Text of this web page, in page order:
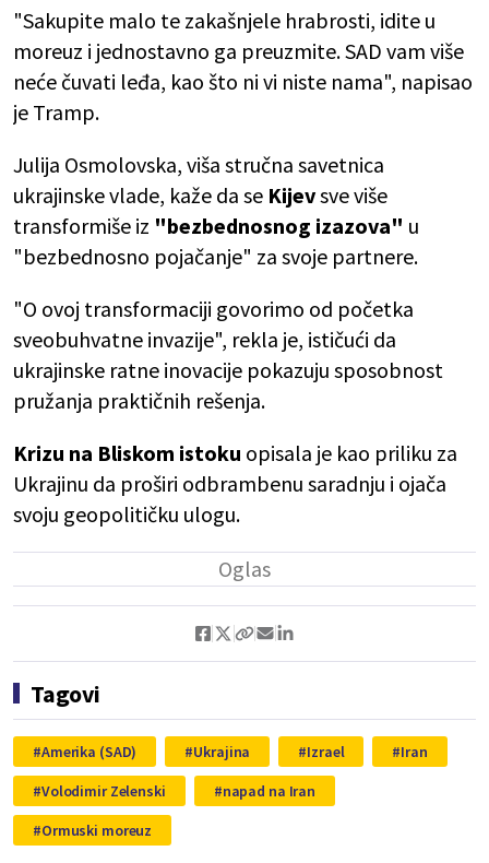
"Sakupite malo te zakašnjele hrabrosti, idite u
moreuz i jednostavno ga preuzmite. SAD vam više
neće čuvati leđa, kao što ni vi niste nama", napisao
je Tramp.
Julija Osmolovska, viša stručna savetnica
ukrajinske vlade, kaže da se Kijevsve više
transformiše iz "bezbednosnog izazova" u
"bezbednosno pojačanje" za svoje partnere.
"O ovoj transformaciji govorimo od početka
sveobuhvatne invazije", rekla je, ističući da
ukrajinske ratne inovacije pokazuju sposobnost
pružanja praktičnih rešenja.
Krizu na Bliskom istoku opisala je kao priliku za
Ukrajinu da proširi odbrambenu saradnju i ojača
svoju geopolitičku ulogu.
Tagovi
Amerika (SAD) Ukrajina Izrael
Iran
Volodimir Zelenski
napad na Iran
Ormuski moreuz